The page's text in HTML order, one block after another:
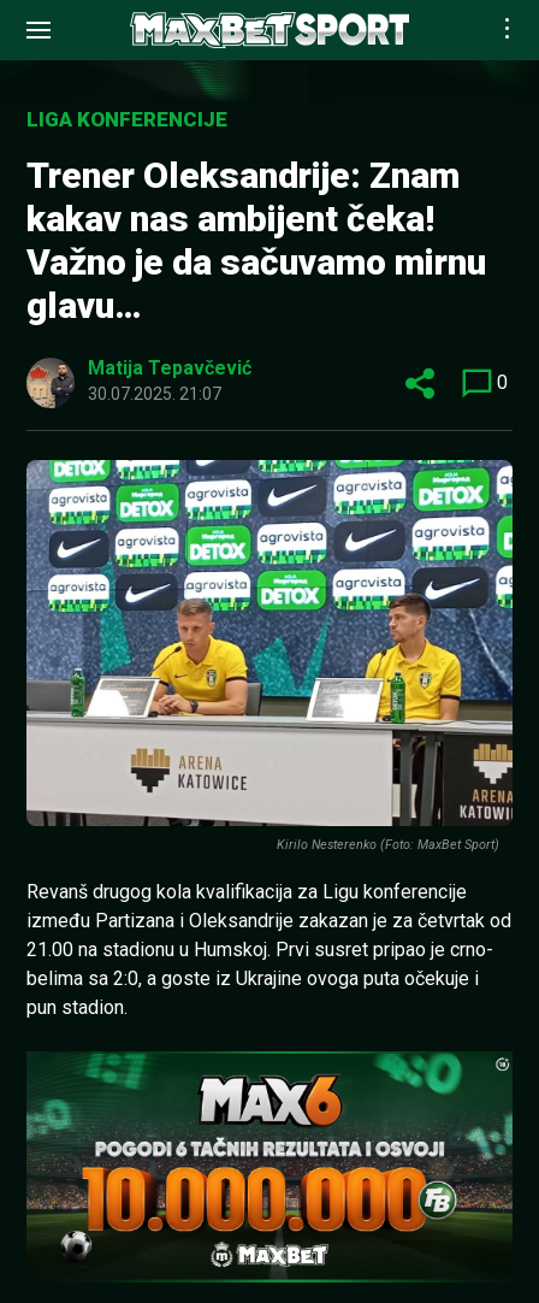
contentLIGA KONFERENCIJE
Trener Oleksandrije: Znam
kakav nas ambijent čeka!
Važno je da sačuvamo mirnu
glavu…
Matija Tepavčević
30.07.2025. 21:07 0
Kirilo Nesterenko (Foto: MaxBet Sport)
Revanš drugog kola kvalifikacija za Ligu konferencije
između Partizana i Oleksandrije zakazan je za četvrtak od
21.00 na stadionu u Humskoj. Prvi susret pripao je crno-
belima sa 2:0, a goste iz Ukrajine ovoga puta očekuje i
pun stadion.